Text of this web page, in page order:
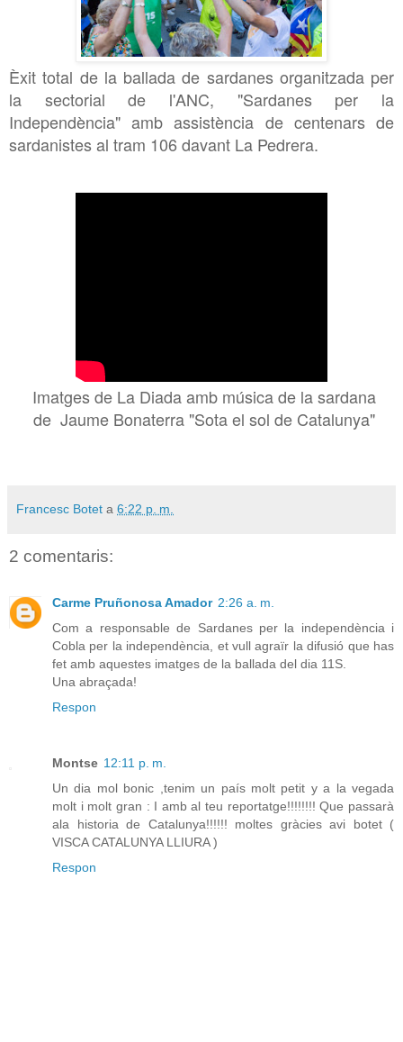
Èxit total de la ballada de sardanes organitzada per
la sectorial de l'ANC, "Sardanes per la
Independència" amb assistència de centenars de
sardanistes al tram 106 davant La Pedrera.
Imatges de La Diada amb música de la sardana
de Jaume Bonaterra "Sota el sol de Catalunya"
Francesc Botet a 6:22 p. m.
2 comentaris:
Carme Pruñonosa Amador 2:26 a. m.
Com a responsable de Sardanes per la independència i
Cobla per la independència, et vull agraïr la difusió que has
fet amb aquestes imatges de la ballada del dia 11S.
Una abraçada!
Respon
Montse 12:11 p. m.
Un dia mol bonic ,tenim un país molt petit y a la vegada
molt i molt gran : I amb al teu reportatge!!!!!!!! Que passarà
ala historia de Catalunya!!!!!! moltes gràcies avi botet (
VISCA CATALUNYA LLIURA )
Respon